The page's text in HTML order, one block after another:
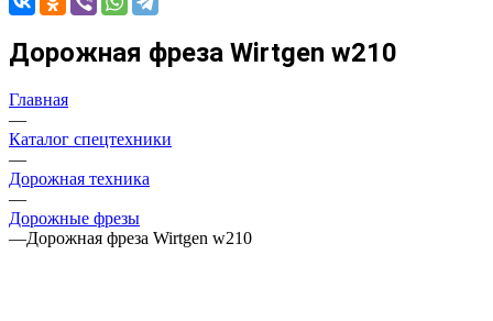
Дорожная фреза Wirtgen w210
Главная
—
Каталог спецтехники
—
Дорожная техника
—
Дорожные фрезы
—Дорожная фреза Wirtgen w210